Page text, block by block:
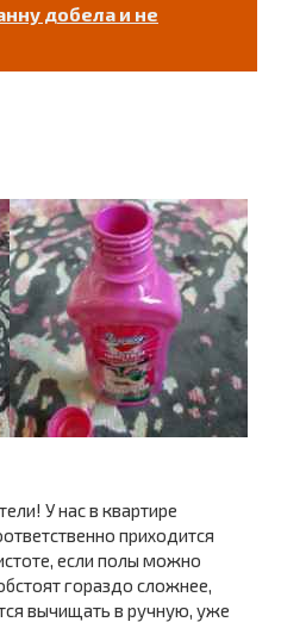
добела и не
У нас в квартире
приходится
если полы можно
гораздо сложнее,
вычищать в ручную, уже